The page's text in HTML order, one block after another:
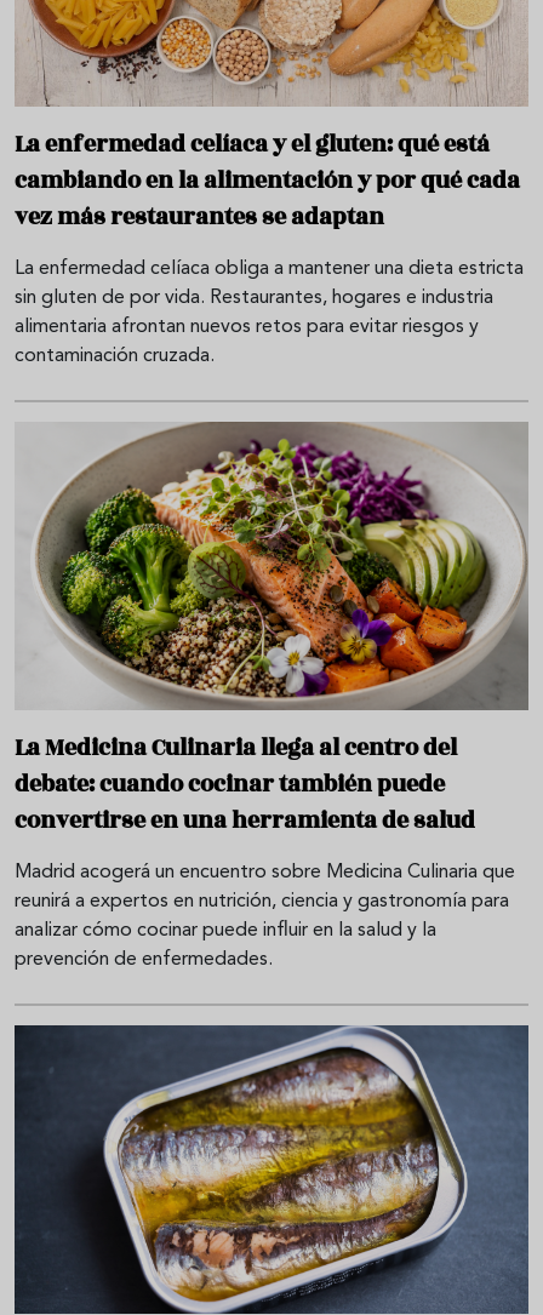
La enfermedad celíaca y el gluten: qué está
cambiando en la alimentación y por qué cada
vez más restaurantes se adaptan
La enfermedad celíaca obliga a mantener una dieta estricta
sin gluten de por vida. Restaurantes, hogares e industria
alimentaria afrontan nuevos retos para evitar riesgos y
contaminación cruzada.
La Medicina Culinaria llega al centro del
debate: cuando cocinar también puede
convertirse en una herramienta de salud
Madrid acogerá un encuentro sobre Medicina Culinaria que
reunirá a expertos en nutrición, ciencia y gastronomía para
analizar cómo cocinar puede influir en la salud y la
prevención de enfermedades.